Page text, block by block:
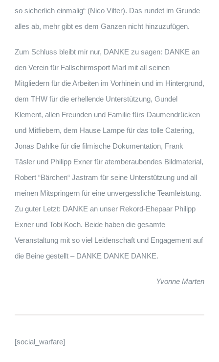
so sicherlich einmalig“ (Nico Vilter). Das rundet im Grunde
alles ab, mehr gibt es dem Ganzen nicht hinzuzufügen.
Zum Schluss bleibt mir nur, DANKE zu sagen: DANKE an
den Verein für Fallschirmsport Marl mit all seinen
Mitgliedern für die Arbeiten im Vorhinein und im Hintergrund,
dem THW für die erhellende Unterstützung, Gundel
Klement, allen Freunden und Familie fürs Daumendrücken
und Mitfiebern, dem Hause Lampe für das tolle Catering,
Jonas Dahlke für die filmische Dokumentation, Frank
Täsler und Philipp Exner für atemberaubendes Bildmaterial,
Robert “Bärchen“ Jastram für seine Unterstützung und all
meinen Mitspringern für eine unvergessliche Teamleistung.
Zu guter Letzt: DANKE an unser Rekord-Ehepaar Philipp
Exner und Tobi Koch. Beide haben die gesamte
Veranstaltung mit so viel Leidenschaft und Engagement auf
die Beine gestellt – DANKE DANKE DANKE.
Yvonne Marten
[social_warfare]